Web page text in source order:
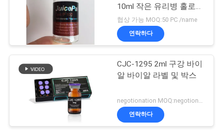
PRIVACY
POLICY
약 병 상표
10ml 작은 유리병 홀로그
램 라벨
협상 가능 MOQ:50 PC /name
연락하다
CJC-1295 2ml 구강 바이
알 바이알 라벨 및 박스
negotionation MOQ:negotionation
연락하다